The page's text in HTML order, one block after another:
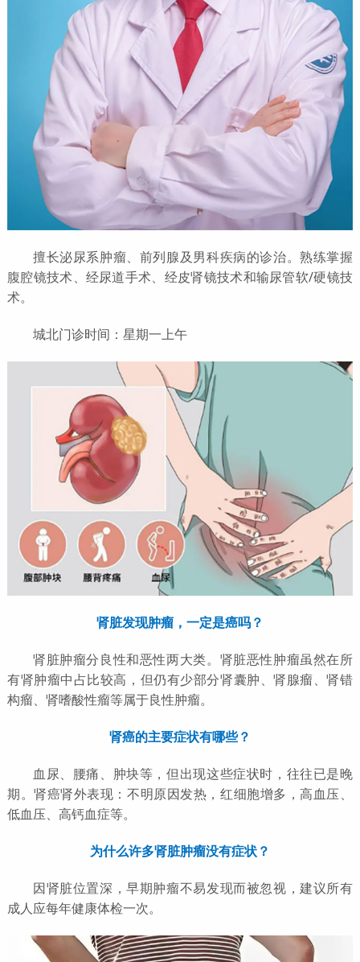
擅长泌尿系肿瘤、前列腺及男科疾病的诊治。熟练掌握
腹腔镜技术、经尿道手术、经皮肾镜技术和输尿管软/硬镜技
术。
城北门诊时间：星期一上午
肾脏发现肿瘤，一定是癌吗？
肾脏肿瘤分良性和恶性两大类。肾脏恶性肿瘤虽然在所
有肾肿瘤中占比较高，但仍有少部分肾囊肿、肾腺瘤、肾错
构瘤、肾嗜酸性瘤等属于良性肿瘤。
肾癌的主要症状有哪些？
血尿、腰痛、肿块等，但出现这些症状时，往往已是晚
期。肾癌肾外表现：不明原因发热，红细胞增多，高血压、
低血压、高钙血症等。
为什么许多肾脏肿瘤没有症状？
因肾脏位置深，早期肿瘤不易发现而被忽视，建议所有
成人应每年健康体检一次。